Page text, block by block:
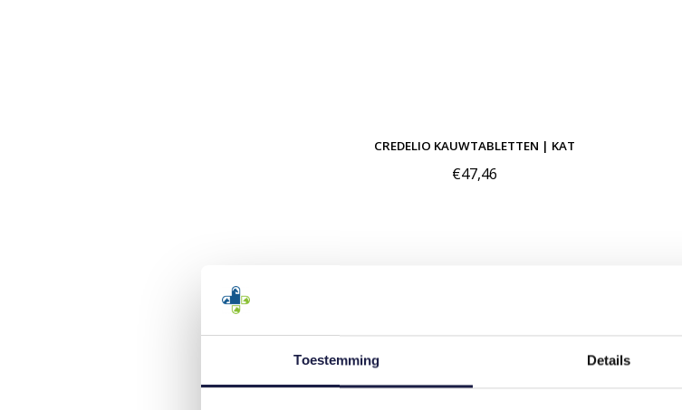
Toestemming Details
CREDELIO KAUWTABLETTEN | KAT
€47,46